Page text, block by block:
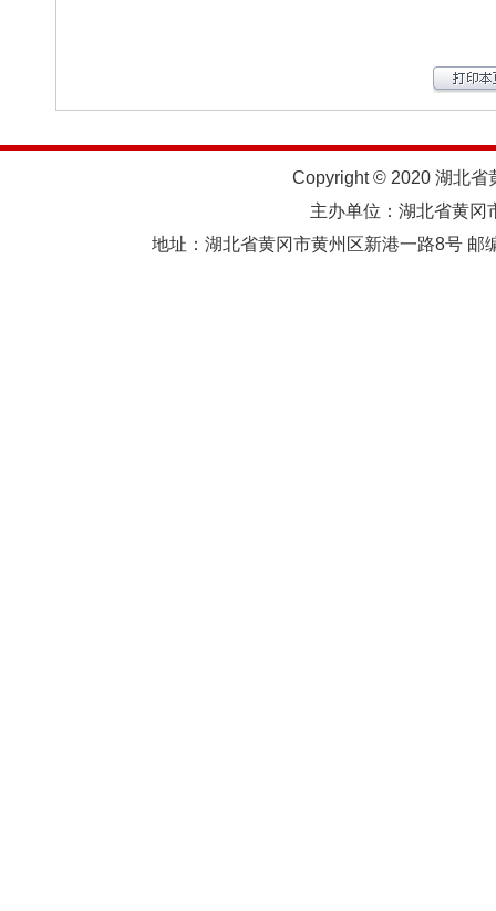
Copyright © 2020 湖北省
主办单位：湖北省黄
地址：湖北省黄冈市黄州区新港一路8号